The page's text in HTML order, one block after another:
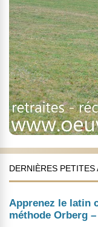
DERNIÈRES PETITES
Apprenez le latin
méthode Orberg